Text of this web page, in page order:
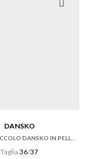
DANSKO
Taglia 36/37